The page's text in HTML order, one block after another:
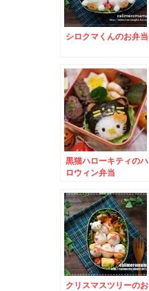
シロクマくんのお弁当
黒猫ハローキティのハ
ロウィン弁当
クリスマスツリーのお